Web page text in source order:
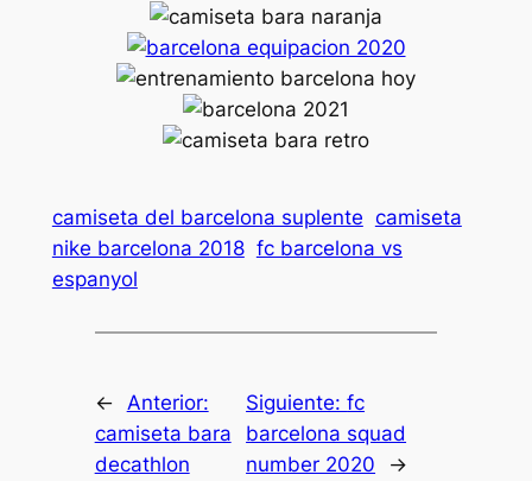
camiseta del barcelona suplente camiseta
nike barcelona 2018 fc barcelona vs
espanyol
←
Anterior:
camiseta bara
decathlon
Siguiente:fc
barcelona squad
number 2020
→